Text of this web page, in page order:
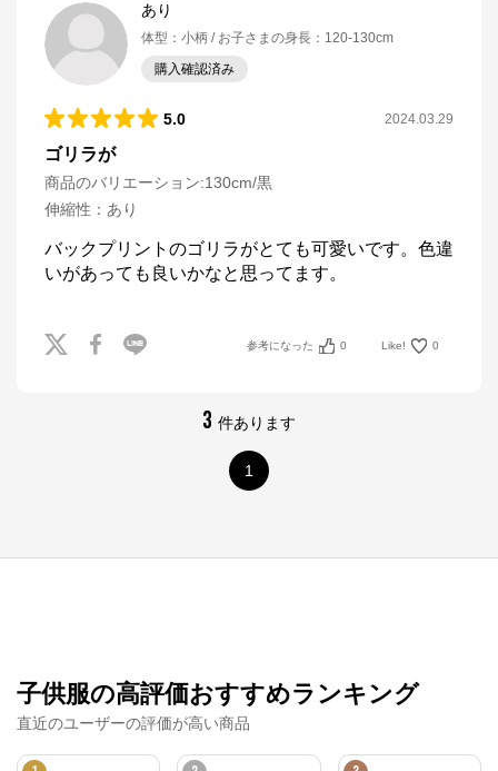
あり
体型 ： 小柄 お子さまの身長 ： 120-130cm
購入確認済み
5.0 2024.03.29
ゴリラが
商品のバリエーション:130cm/黒
伸縮性 ： あり
バックプリントのゴリラがとても可愛いです。色違
いがあっても良いかなと思ってます。
参考になった 0 Like! 0
3 件あります
1
子供服の高評価おすすめランキング
直近のユーザーの評価が高い商品